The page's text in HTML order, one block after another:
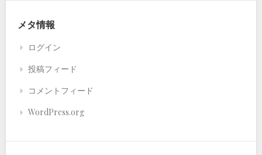
メタ情報
ログイン
投稿フィード
コメントフィード
WordPress.org